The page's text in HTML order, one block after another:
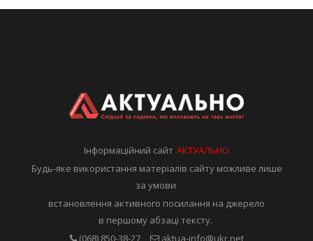
Інформаційний сайтАКТУАЛЬНО
Будь-яке використання матеріалів сайту можливе лише
за умови
встановлення активного посилання на джерело
в першому абзаці тексту.
(068) 850-38-27
aktua-info@ukr.net